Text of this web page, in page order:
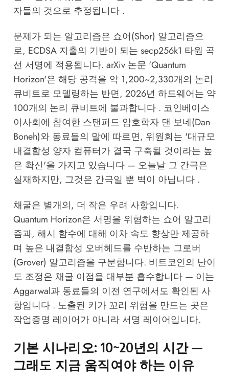
자들의 것으로 추정됩니다 .
문제가 되는 알고리즘은 쇼어(Shor) 알고리즘으
로, ECDSA 지출의 기반이 되는 secp256k1 타원 곡
선 서명에 적용됩니다. arXiv 논문 'Quantum
Horizon'은 해당 공격을 약 1,200~2,330개의 논리
큐비트로 모델링하는 반면, 2026년 하드웨어는 약
100개의 논리 큐비트에 불과합니다 . 코인베이스
이사회에 참여한 스탠퍼드 암호학자 댄 보네(Dan
Boneh)와 동료들의 말에 따르면, 위원회는 '대규모
내결함성 양자 컴퓨터가 결국 구축될 것이라는 높
은 확신'을 가지고 있습니다 — 오늘날 그 간극은
실재하지만, 그것은 간극일 뿐 벽이 아닙니다 .
채굴은 별개의, 더 작은 우려 사항입니다.
Quantum Horizon은 서명을 위협하는 쇼어 알고리
즘과, 해시 함수에 대해 이차 속도 향상만 제공하
며 높은 내결함성 오버헤드를 수반하는 그로버
(Grover) 알고리즘을 구분합니다. 비트코인의 난이
도 조정은 채굴 이점을 대부분 흡수합니다 — 이는
Aggarwal과 동료들의 이전 연구에서도 확인된 사
항입니다 . 노출된 키가 꼬리 위험을 만드는 곳은
작업증명 레이어가 아니라 서명 레이어입니다.
기본 시나리오: 10~20년의 시간 —
그래도 지금 움직여야 하는 이유